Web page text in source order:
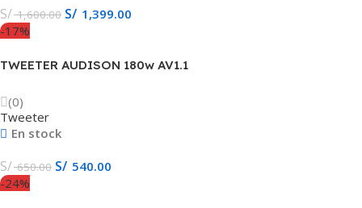
S/1,600.00 S/ 1,399.00
-17%
TWEETER AUDISON 180w AV1.1
(0)
Tweeter
En stock
S/650.00 S/ 540.00
-24%